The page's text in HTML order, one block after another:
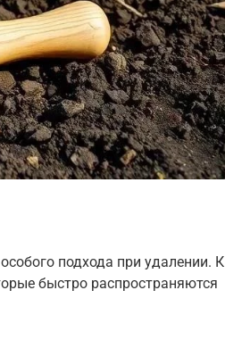
подхода при удалении. К
быстро распространяются